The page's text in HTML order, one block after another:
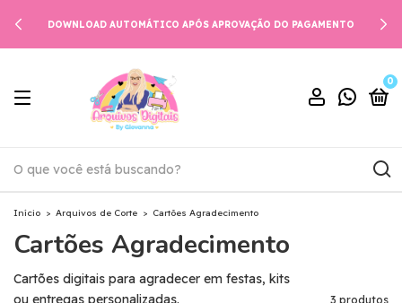
DOWNLOAD AUTOMÁTICO APÓS APROVAÇÃO DO PAGAMENTO
0
Início > Arquivos de Corte > Cartões Agradecimento
Cartões Agradecimento
Cartões digitais para agradecer em festas, kits
ou entregas personalizadas.
3 produtos